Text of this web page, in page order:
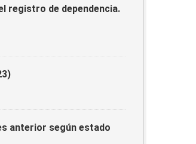
registro de dependencia.
anterior según estado